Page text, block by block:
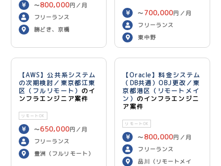
〜800,000円／月
フリーランス
勝どき、京橋
〜 700,000円／月
フリーランス
東中野
【AWS】公共系システム
の次期検討／東京都江東
区（フルリモート） のイ
ンフラエンジニア案件
リモートOK
〜650,000円／月
フリーランス
豊洲（フルリモート）
【Oracle】料金システム
（DB共通）OBJ更改／東
京都港区（リモートメイ
ン） のインフラエンジニ
ア案件
リモートOK
〜 800,000円／月
フリーランス
品川（リモートメイ